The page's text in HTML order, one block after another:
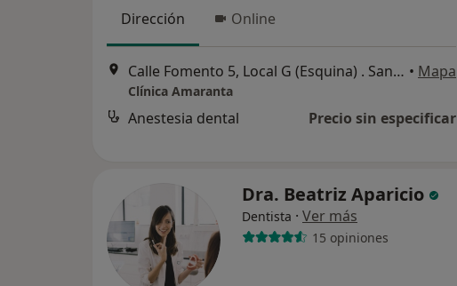
Dirección Online
Calle Fomento 5, Local G (Esquina) . Santa Cruz de Tenerife 38003 Santa Cruz de Tenerife, Santa Cruz de Tenerife • Mapa
Clínica Amaranta
Anestesia dental Precio sin especificar
Dra. Beatriz Aparicio
Dentista · Ver más
15 opiniones